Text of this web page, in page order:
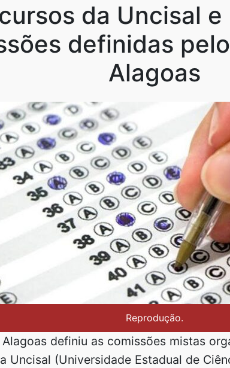
da Uncisal
definidas
Alagoas
Reprodução.
definiu as comissões mistas
Uncisal (Universidade Estadual de